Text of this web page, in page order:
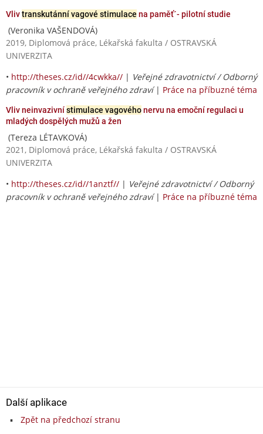
Vlivtranskutánní vagové stimulace na paměť´- pilotní studie
(Veronika VAŠENDOVÁ)
2019, Diplomová práce, Lékařská fakulta / OSTRAVSKÁ
UNIVERZITA
• http://theses.cz/id//4cwkka// | Veřejné zdravotnictví / Odborný
pracovník v ochraně veřejného zdraví| Práce na příbuzné téma
Vliv neinvazivnístimulace vagovéhonervu na emoční regulaci u
mladých dospělých mužů a žen
(Tereza LÉTAVKOVÁ)
2021, Diplomová práce, Lékařská fakulta / OSTRAVSKÁ
UNIVERZITA
• http://theses.cz/id//1anztf// | Veřejné zdravotnictví / Odborný
pracovník v ochraně veřejného zdraví| Práce na příbuzné téma
Další aplikace
Zpět na předchozí stranu